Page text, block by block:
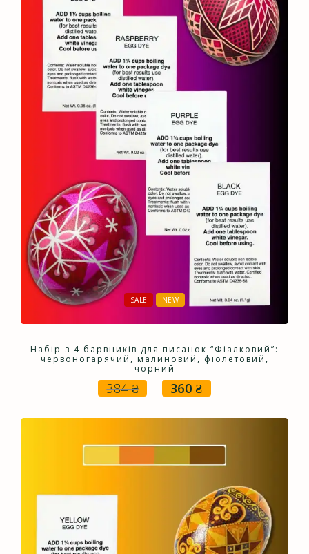
SALE NEW
Набір з 4 барвників для писанок “Фіалковий”:
червоногарячий, малиновий, фіолетовий,
чорний
384₴
Оригінальна
384 ₴.
360₴
360 ₴.